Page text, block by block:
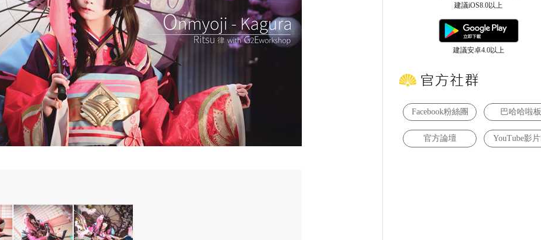
建議iOS8.0以上
建議安卓4.0以上
Facebook粉絲團 巴哈哈啦板
官方論壇 YouTube影